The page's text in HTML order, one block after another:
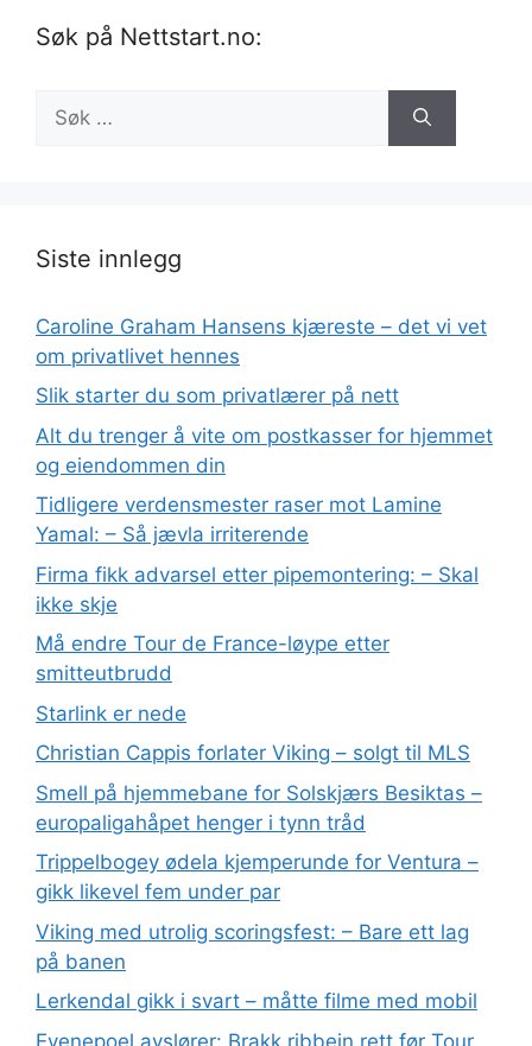
Søk på Nettstart.no:
etter:
Siste innlegg
Caroline Graham Hansens kjæreste – det vi vet
om privatlivet hennes
Slik starter du som privatlærer på nett
Alt du trenger å vite om postkasser for hjemmet
og eiendommen din
Tidligere verdensmester raser mot Lamine
Yamal: – Så jævla irriterende
Firma fikk advarsel etter pipemontering: – Skal
ikke skje
Må endre Tour de France-løype etter
smitteutbrudd
Starlink er nede
Christian Cappis forlater Viking – solgt til MLS
Smell på hjemmebane for Solskjærs Besiktas –
europaligahåpet henger i tynn tråd
Trippelbogey ødela kjemperunde for Ventura –
gikk likevel fem under par
Viking med utrolig scoringsfest: – Bare ett lag
på banen
Lerkendal gikk i svart – måtte filme med mobil
Evenepoel avslører: Brakk ribbein rett før Tour